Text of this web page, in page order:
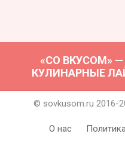
«СО ВКУСОМ»
КУЛИНАРНЫЕ
© sovkusom.ru 2016-
О нас